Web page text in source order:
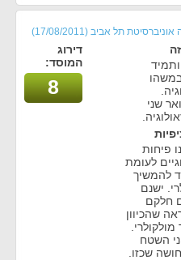
אוניברסיטת תל אביב (17/08/2011)
שני
פיחות
לעומת
להמשיך
ישנם
חלקם
שהכיוון
השטח
שכזו.
דירוג
המוסד:
8